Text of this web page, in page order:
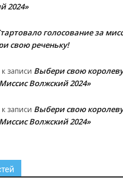
2024»
голосование за мисс
свою реченьку!
к записи Выбери свою
Волжский 2024»
к записи Выбери свою
Волжский 2024»